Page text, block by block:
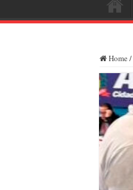
Home /